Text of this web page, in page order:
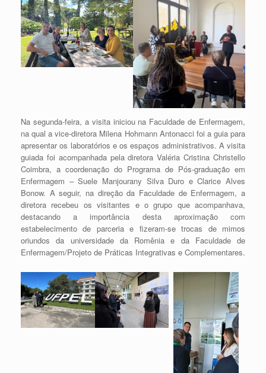
Na segunda-feira, a visita iniciou na Faculdade de Enfermagem,
na qual a vice-diretora Milena Hohmann Antonacci foi a guia para
apresentar os laboratórios e os espaços administrativos. A visita
guiada foi acompanhada pela diretora Valéria Cristina Christello
Coimbra, a coordenação do Programa de Pós-graduação em
Enfermagem – Suele Manjourany Silva Duro e Clarice Alves
Bonow. A seguir, na direção da Faculdade de Enfermagem, a
diretora recebeu os visitantes e o grupo que acompanhava,
destacando a importância desta aproximação com
estabelecimento de parceria e fizeram-se trocas de mimos
oriundos da universidade da Romênia e da Faculdade de
Enfermagem/Projeto de Práticas Integrativas e Complementares.